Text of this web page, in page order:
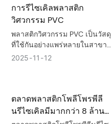
ประกอบด้วยฟางข้าว ปุ๋ยคอก
ปศุสัตว์และสัตว์ปีก ผลพลอยได้
เกษตร และเศษฟิล์มจาก
การเกษตร การใช้ประโยชน์จาก
ทรัพยากรเหล่านี้มีความสำคัญ
และการส่งเสริมการพัฒนาการ
เกษตรอย่างยั่งยืน
การรีไซเคิลพลาสติก
วิศวกรรม PVC
พลาสติกวิศวกรรม PVC เป็นวัสดุ
ที่ใช้กันอย่างแพร่หลายในสาขา
ต่างๆ เช่น การก่อสร้าง
ความเป็นฉนวน และความแข็ง
แรงเชิงกลที่ยอดเยี่ยม
2025 11 12
ตลาดพลาสติกโพลีโพรพีลี
นรีไซเคิลมีมากกว่า 8 ล้าน